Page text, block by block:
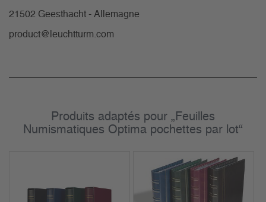
21502 Geesthacht - Allemagne
product@leuchtturm.com
Produits adaptés pour „Feuilles
Numismatiques Optima pochettes par lot“